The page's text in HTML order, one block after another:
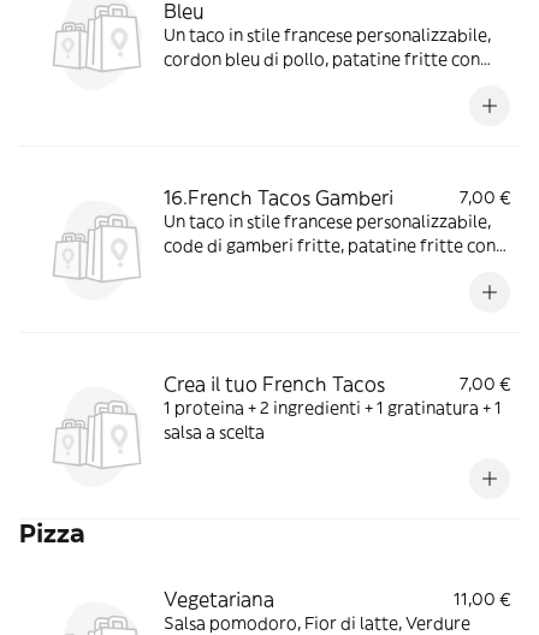
Bleu
Un taco in stile francese personalizzabile,
cordon bleu di pollo, patatine fritte con
16.French Tacos Gamberi
7,00 €
Un taco in stile francese personalizzabile,
code di gamberi fritte, patatine fritte con
Crea il tuo French Tacos
7,00 €
1 proteina + 2 ingredienti + 1 gratinatura + 1
salsa a scelta
Pizza
Vegetariana
11,00 €
Salsa pomodoro, Fior di latte, Verdure